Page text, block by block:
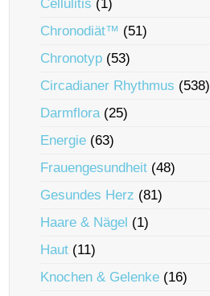
Cellulitis (1)
Chronodiät™ (51)
Chronotyp (53)
Circadianer Rhythmus (538)
Darmflora(25)
Energie (63)
Frauengesundheit (48)
Gesundes Herz (81)
Haare & Nägel (1)
Haut (11)
Knochen & Gelenke (16)